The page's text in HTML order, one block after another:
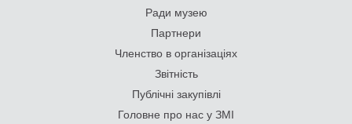
Ради музею
Партнери
Членство в організаціях
Звітність
Публічні закупівлі
Головне про нас у ЗМІ